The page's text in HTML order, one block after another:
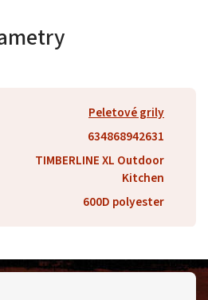
Peletové grily
634868942631
TIMBERLINE XL Outdoor
Kitchen
600D polyester